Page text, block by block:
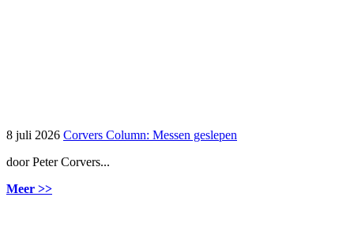
8 juli 2026 Corvers Column: Messen geslepen
door Peter Corvers...
Meer >>